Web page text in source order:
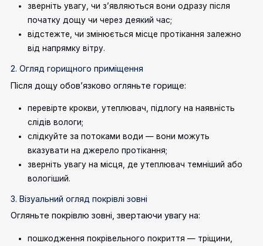
зверніть увагу, чи з’являються вони одразу після
початку дощу чи через деякий час;
відстежте, чи змінюється місце протікання залежно
від напрямку вітру.
2. Огляд горищного приміщення
Після дощу обов’язково огляньте горище:
перевірте крокви, утеплювач, підлогу на наявність
слідів вологи;
слідкуйте за потоками води — вони можуть
вказувати на джерело протікання;
зверніть увагу на місця, де утеплювач темніший або
вологіший.
3. Візуальний огляд покрівлі зовні
Огляньте покрівлю зовні, звертаючи увагу на:
пошкодження покрівельного покриття — тріщини,